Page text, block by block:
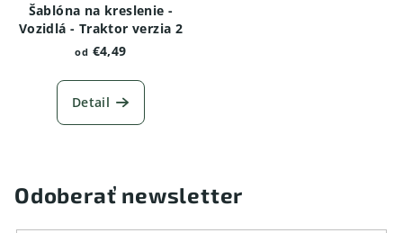
Šablóna na kreslenie -
Vozidlá - Traktor verzia 2
od €4,49
Detail
Odoberať newsletter